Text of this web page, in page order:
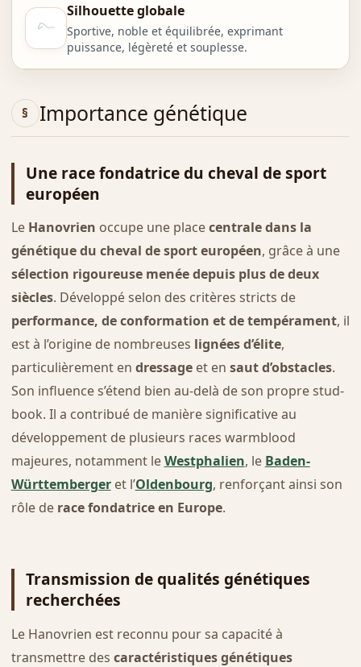
Silhouette globale
Sportive, noble et équilibrée, exprimant
puissance, légèreté et souplesse.
Importance génétique
Une race fondatrice du cheval de sport
européen
Le Hanovrien occupe une placecentrale dans la
génétique du cheval de sport européen, grâce à une
sélection rigoureuse menée depuis plus de deux
siècles. Développé selon des critères stricts de
performance, de conformation et de tempérament, il
est à l’origine de nombreuses lignées d’élite,
particulièrement en dressageet en saut d’obstacles.
Son influence s’étend bien au-delà de son propre stud-
book. Il a contribué de manière significative au
développement de plusieurs races warmblood
majeures, notamment leWestphalien, le Baden-
Württembergeret l’Oldenbourg, renforçant ainsi son
rôle de race fondatrice en Europe.
Transmission de qualités génétiques
recherchées
Le Hanovrien est reconnu pour sa capacité à
transmettre des caractéristiques génétiques